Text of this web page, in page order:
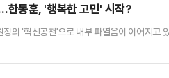
한동훈, '행복한 고민' 시작?
의 '혁신공천'으로 내부 파열음이 이어지고
"공천과 관련해 나를 향해 인신공격성 비난